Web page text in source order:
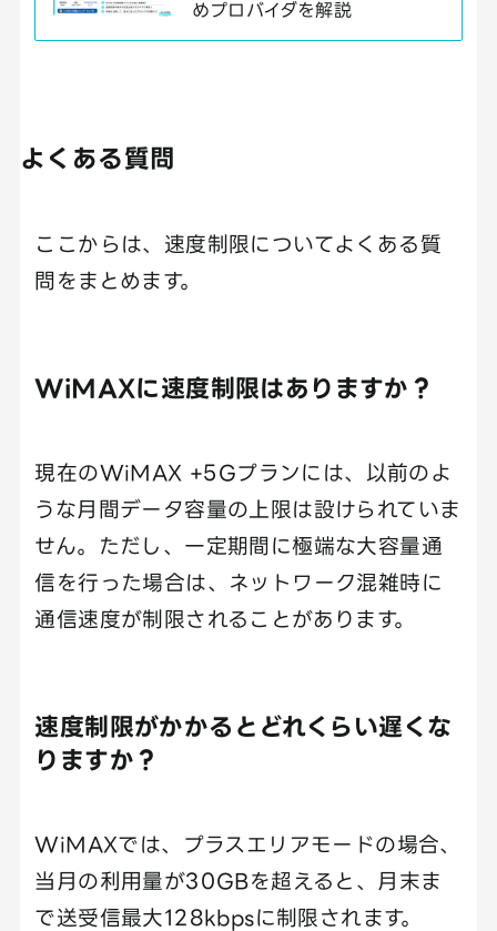
めプロバイダを解説
よくある質問
ここからは、速度制限についてよくある質
問をまとめます。
WiMAXに速度制限はありますか？
現在のWiMAX +5Gプランには、以前のよ
うな月間データ容量の上限は設けられていま
せん。ただし、一定期間に極端な大容量通
信を行った場合は、ネットワーク混雑時に
通信速度が制限されることがあります。
速度制限がかかるとどれくらい遅くな
りますか？
WiMAXでは、プラスエリアモードの場合、
当月の利用量が30GBを超えると、月末ま
で送受信最大128kbpsに制限されます。